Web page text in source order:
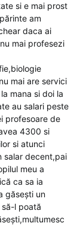
si e mai prost
am
daca ai
mai profesezi
mai are servici
mana si doi la
au salari peste
profesoare de
4300 si
si atunci
salar decent,pai
meu a
ca sa ia
găsești un
l poată